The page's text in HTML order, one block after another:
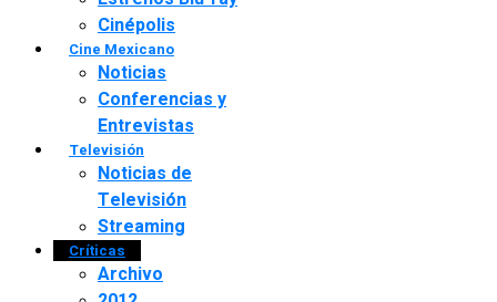
Cinépolis
Cine Mexicano
Noticias
Conferencias y
Entrevistas
Televisión
Noticias de
Televisión
Streaming
Críticas
Archivo